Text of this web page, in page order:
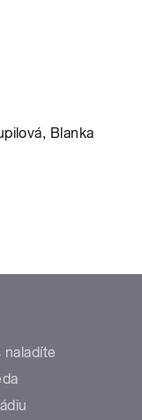
Blanka
naladíte